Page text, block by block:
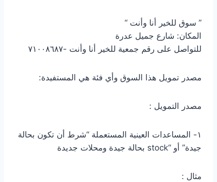
” سوق للخير أنا وأنت “
المكان: شارع جميل عدرة
للتواصل على رقم جمعية للخير أنا وأنت -٧١٠٠٨٦٨٧
مصدر تمويل هذا السوق وأي فئة هي المستفيدة:
مصدر التمويل :
١- المساعدات العينية المستعملة “شرط أن تكون بحالة
جيدة” أو “stock بحالة جيدة ومحلات جديدة
مثال :